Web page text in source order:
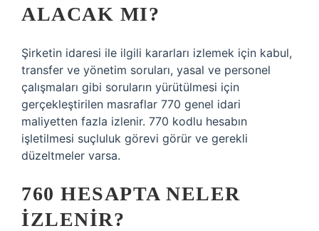
ALACAK MI?
Şirketin idaresi ile ilgili kararları izlemek için kabul,
transfer ve yönetim soruları, yasal ve personel
çalışmaları gibi soruların yürütülmesi için
gerçekleştirilen masraflar 770 genel idari
maliyetten fazla izlenir. 770 kodlu hesabın
işletilmesi suçluluk görevi görür ve gerekli
düzeltmeler varsa.
760 HESAPTA NELER
IZLENIR?